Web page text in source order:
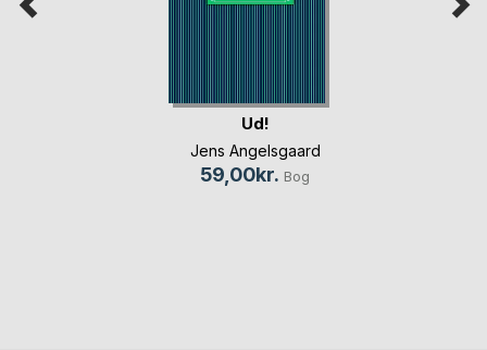
Ud!
Jens Angelsgaard
59,00kr. Bog